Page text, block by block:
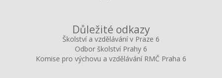
Důležité odkazy
Školství a vzdělávání v Praze 6
Odbor školství Prahy 6
Komise pro výchovu a vzdělávání RMČ Praha 6